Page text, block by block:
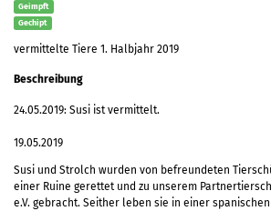
Geimpft
Gechipt
vermittelte Tiere 1. Halbjahr 2019
Beschreibung
24.05.2019: Susi ist vermittelt.
19.05.2019
Susi und Strolch wurden von befreundeten
einer Ruine gerettet und zu unserem
e.V. gebracht. Seither leben sie in einer